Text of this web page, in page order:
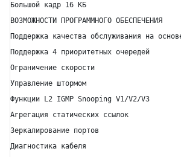
Большой кадр 16 КБ
ВОЗМОЖНОСТИ ПРОГРАММНОГО ОБЕСПЕЧЕНИЯ
Поддержка качества обслуживания на
Поддержка 4 приоритетных очередей
Ограничение скорости
Управление штормом
Функции L2 IGMP Snooping V1/V2/V3
Агрегация статических ссылок
Зеркалирование портов
Диагностика кабеля